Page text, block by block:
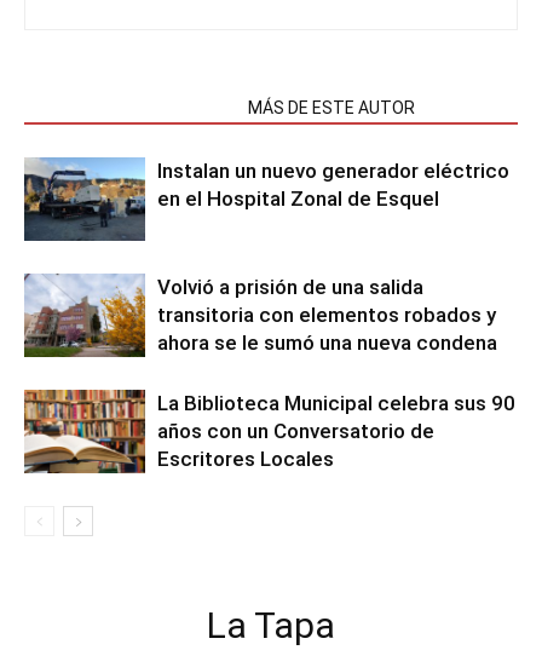
MÁS DE ESTE AUTOR
Instalan un nuevo generador eléctrico
en el Hospital Zonal de Esquel
Volvió a prisión de una salida
transitoria con elementos robados y
ahora se le sumó una nueva condena
La Biblioteca Municipal celebra sus 90
años con un Conversatorio de
Escritores Locales
La Tapa